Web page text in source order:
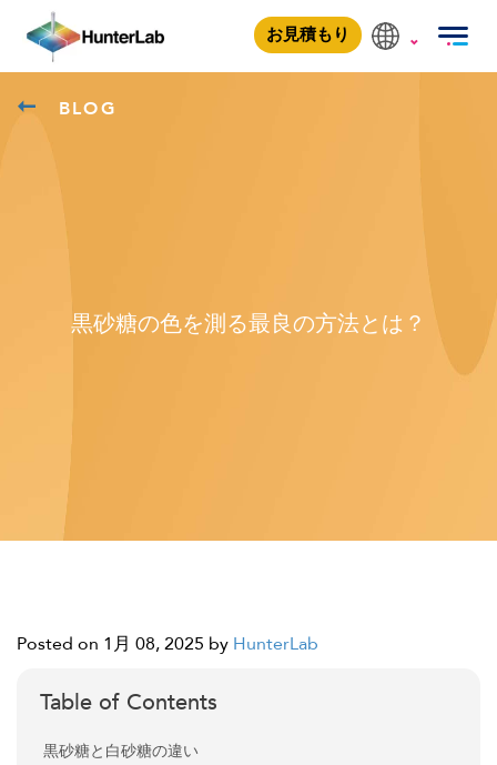
お見積もり
BLOG
黒砂糖の色を測る最良の方法とは？
Posted on 1月 08, 2025 by HunterLab
Table of Contents
黒砂糖と白砂糖の違い